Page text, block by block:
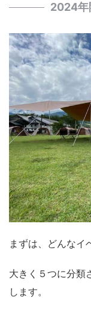
2024年
まずは、どんなイ
大きく５つに分類
します。